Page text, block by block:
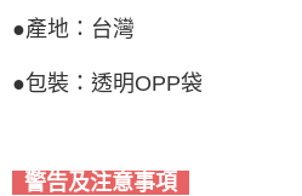
●產地：台灣
●包裝：透明OPP袋
警告及注意事項